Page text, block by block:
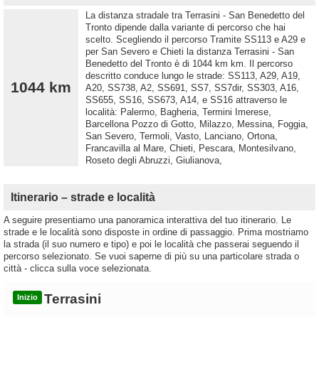
1044 km
La distanza stradale tra Terrasini - San Benedetto del
Tronto dipende dalla variante di percorso che hai
scelto. Scegliendo il percorso Tramite SS113 e A29 e
per San Severo e Chieti la distanza Terrasini - San
Benedetto del Tronto è di 1044 km km. Il percorso
descritto conduce lungo le strade: SS113, A29, A19,
A20, SS738, A2, SS691, SS7, SS7dir, SS303, A16,
SS655, SS16, SS673, A14, e SS16 attraverso le
località: Palermo, Bagheria, Termini Imerese,
Barcellona Pozzo di Gotto, Milazzo, Messina, Foggia,
San Severo, Termoli, Vasto, Lanciano, Ortona,
Francavilla al Mare, Chieti, Pescara, Montesilvano,
Roseto degli Abruzzi, Giulianova,
Itinerario – strade e località
A seguire presentiamo una panoramica interattiva del tuo itinerario. Le
strade e le località sono disposte in ordine di passaggio. Prima mostriamo
la strada (il suo numero e tipo) e poi le località che passerai seguendo il
percorso selezionato. Se vuoi saperne di più su una particolare strada o
città - clicca sulla voce selezionata.
Inizio Terrasini